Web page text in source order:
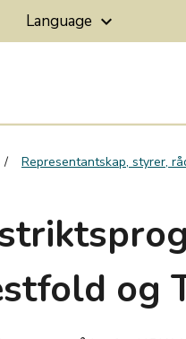
Language keyboard_arrow_down
Representantskap, styrer,
og